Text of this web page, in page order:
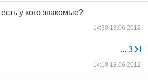
у кого знакомые?
14:30 18.06.2012
... 3
14:18 18.06.2012